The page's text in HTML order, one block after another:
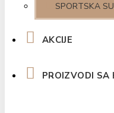
SPORTSKA
AKCIJE
PROIZVODI SA